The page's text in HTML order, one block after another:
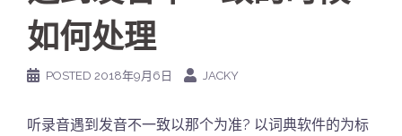
如何处理
POSTED 2018年9月6日 JACKY
听录音遇到发音不一致以那个为准? 以词典软件的为标